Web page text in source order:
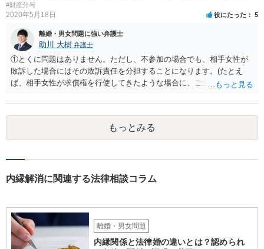
点について明確な判例はありませんが、離婚後の親権者変更（民法819
条6項）においては、離婚後に親権者が再婚して元夫婦の子と再婚相手
が養子縁組した場合には、親権者変更の申立ては認められないとする
最高裁判例があり、その判例で述べられている理由は民法819条5項の
場面でも同様であると考えられるからです。
#財産分与
2020年5月18日 役にたった 5
離婚・男女問題に強い弁護士
助川 大樹 弁護士
①とくに問題はありません。ただし、不参加の場合でも、相手女性が
敗訴した場合にはその敗訴責任を分担することになります。(たとえ
ば、相手女性が求償権を行使してきたような場合に、ご主人から、今
能性もあるでしょうが、真相は分かりません。 ③ならないと思いま
す。 ④- ⑤それにはなりえます。 ⑥一般論ですが、裁判官は証拠に基
づいて事実を認定するわけですから、証拠が大切です。 証拠をきちん
と整えての訴訟提起だとは思いますが、これからでも整えられるので
います。具体的な事情が分かりかねますので、幅のありすぎる回答で
ば幸いです。
もっとみる
内縁解消に関連する法律相談コラム
離婚・男女問題
内縁関係と法律婚の違いとは？認められ